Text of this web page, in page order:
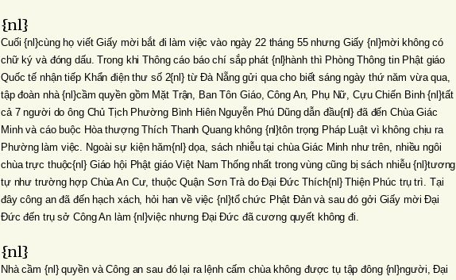
{nl}
Cuối {nl}cùng họ viết Giấy mời bắt đi làm việc vào ngày 22 tháng 55 nhưng Giấy {nl}mời không có
chữ ký và đóng dấu. Trong khi Thông cáo báo chí sắp phát {nl}hành thì Phòng Thông tin Phật giáo
Quốc tế nhận tiếp Khẩn điện thư số 2{nl} từ Ðà Nẵng gửi qua cho biết sáng ngày thứ năm vừa qua,
tập đoàn nhà {nl}cầm quyền gồm Mặt Trận, Ban Tôn Giáo, Công An, Phụ Nữ, Cựu Chiến Binh {nl}tất
cả 7 người do ông Chủ Tịch Phường Bình Hiên Nguyễn Phú Dũng dẫn đầu{nl} đã đến Chùa Giác
Minh và cáo buộc Hòa thượng Thích Thanh Quang không {nl}tôn trọng Pháp Luật vì không chịu ra
Phường làm việc. Ngoài sự kiện hăm{nl} dọa, sách nhiễu tại chùa Giác Minh như trên, nhiều ngôi
chùa trực thuộc{nl} Giáo hội Phật giáo Việt Nam Thống nhất trong vùng cũng bị sách nhiễu {nl}tương
tự như trường hợp Chùa An Cư, thuộc Quận Sơn Trà do Ðại Ðức Thích{nl} Thiện Phúc trụ trì. Tại
đây công an đã đến hạch xách, hỏi han về việc {nl}tổ chức Phật Ðản và sau đó gởi Giấy mời Ðại
Ðức đến trụ sở Công An làm {nl}việc nhưng Ðại Ðức đã cương quyết không đi.
{nl}
Nhà cầm {nl} quyền và Công an sau đó lại ra lệnh cấm chùa không được tụ tập đông {nl}người, Ðại